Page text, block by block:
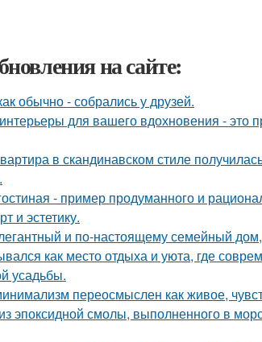
на сайте:
обычно - собрались у друзей.
для вашего вдохновения - это
в скандинавском стиле
- пример продуманного и
и эстетику.
и по-настоящему семейный дом,
как место отдыха и уюта, где
усадьбы.
переосмыслен как живое,
эпоксидной смолы, выполненного в